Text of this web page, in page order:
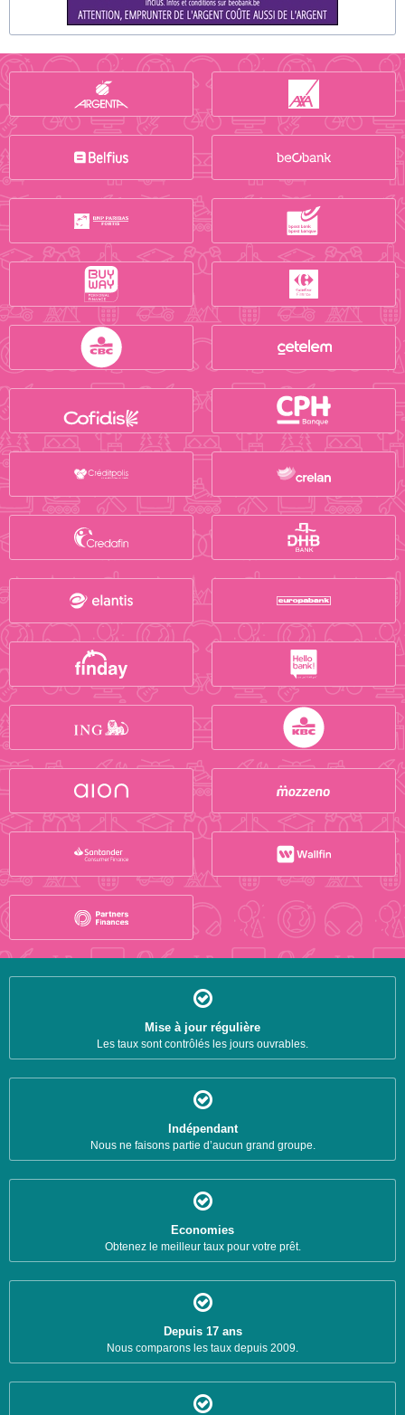
Mise à jour régulière
Les taux sont contrôlés les jours ouvrables.
Indépendant
Nous ne faisons partie d’aucun grand groupe.
Economies
Obtenez le meilleur taux pour votre prêt.
Depuis 17 ans
Nous comparons les taux depuis 2009.